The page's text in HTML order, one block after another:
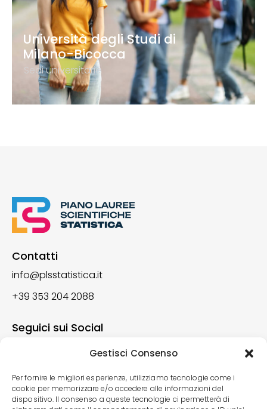
Gestisci Consenso
Per fornire le migliori esperienze, utilizziamo tecnologie come i
cookie per memorizzare e/o accedere alle informazioni del
dispositivo. Il consenso a queste tecnologie ci permetterà di
Università degli Studi di
Milano-Bicocca
Sedi universitarie
Contatti
info@plsstatistica.it
+39 353 204 2088
Seguici sui Social
Iscriviti alla newsletter